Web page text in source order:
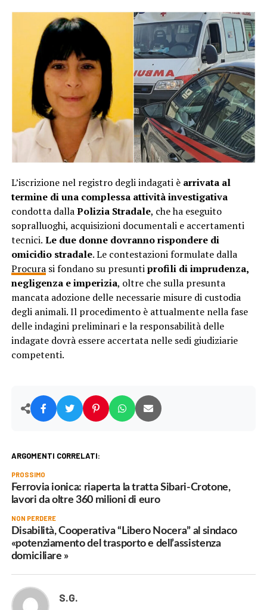
L’iscrizione nel registro degli indagati è arrivata al
termine di una complessa attività investigativa
condotta dallaPolizia Stradale, che ha eseguito
sopralluoghi, acquisizioni documentali e accertamenti
tecnici. Le due donne dovranno rispondere di
omicidio stradale. Le contestazioni formulate dalla
Procurasi fondano su presuntiprofili di imprudenza,
negligenza e imperizia, oltre che sulla presunta
mancata adozione delle necessarie misure di custodia
degli animali. Il procedimento è attualmente nella fase
delle indagini preliminari e la responsabilità delle
indagate dovrà essere accertata nelle sedi giudiziarie
competenti.
ARGOMENTI CORRELATI:
PROSSIMO
Ferrovia ionica: riaperta la tratta Sibari-Crotone,
lavori da oltre 360 milioni di euro
NON PERDERE
Disabilità, Cooperativa “Libero Nocera” al sindaco
«potenziamento del trasporto e dell’assistenza
domiciliare »
S.G.